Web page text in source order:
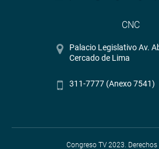
CNC
Palacio Legislativo Av.
Cercado de Lima
311-7777 (Anexo 7541)
Congreso TV 2023. Derechos